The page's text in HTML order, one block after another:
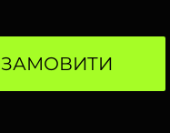
ЗАМОВИТИ